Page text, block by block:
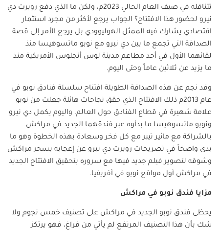
تتناقله في صيف العام الحالي 2023م، ولكن ما الذي دفع روبرت دي
نيرو لحضور هذا الافتتاح؟ الجواب يرجع لأكثر من مجرد استثمار
اقتصادي يشارك فيه الممثل الهوليوودي بل يرجع الأمر إلى قصة
الصداقة التي تجمع ما بين دي نيرو مع نوبو ماتسوهيسا منذ
لقائهما الأول في أحد مطاعم مدينة لوس أنجلوس الأمريكية منذ
ما يزيد عن ثلاثين عاماً وحتى اليوم.
وقد نجم عن هذه الصداقة الطويلة افتتاح سلسلة فنادق نوبو في
عام 2013م ذلك الافتتاح الذي حقق نجاحات هائلة جعلت من نوبو
علامة شهيرة في قطاع الفنادق حول العالم، واليوم يكمل دي نيرو
ونوبو ماتسوهيسا ما بدأوه عبر فندقهما الجديد في مراكش
بالشراكة مع مائير تيبر مع كل فخر وسعادة بهذه الخطوة وهو ما
بدى واضخاً في تصريحات روبرت دي نيرو عن إعجابه بسحر مراكش
وشوقه لتصوير فيلم جديد فيها مع سروره بتحقيق الافتتاح الجديد
في مراكش أول مواقع نوبو في أفريقيا.
مزايا فندق نوبو في مراكش
يحظى فندق نوبو الجديد في مراكش على تصنيف خمس نجوم ولا
شك بأن هذا التصنيف المرتفع لم يأتي من فراغ، فهو يرتكز